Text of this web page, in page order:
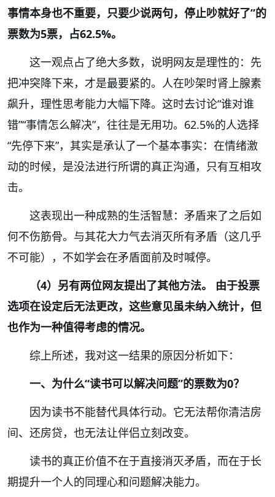
事情本身也不重要，只要少说两句，停止吵就好了”的
票数为5票，占62.5%。
这一观点占了绝大多数，说明网友是理性的：先
把冲突降下来，才是最要紧的。人在吵架时肾上腺素
飙升，理性思考能力大幅下降。这时去讨论“谁对谁
错”“事情怎么解决”，往往是无用功。62.5%的人选择
“先停下来”，其实是承认了一个基本事实：在情绪激
动的时候，是没法进行所谓的真正沟通，只有互相攻
击。
这表现出一种成熟的生活智慧：矛盾来了之后如
何不伤筋骨。与其花大力气去消灭所有矛盾（这几乎
不可能），不如学会在矛盾面前及时喊停。
（4）另有两位网友提出了其他方法。 由于投票
选项在设定后无法更改，这些意见虽未纳入统计，但
也作为一种值得考虑的情况。
综上所述，我对这一结果的原因分析如下：
一、为什么“读书可以解决问题”的票数为0？
因为读书不能替代具体行动。它无法帮你清洁房
间、还房贷，也无法让伴侣立刻改变。
读书的真正价值不在于直接消灭矛盾，而在于长
期提升一个人的同理心和问题解决能力。